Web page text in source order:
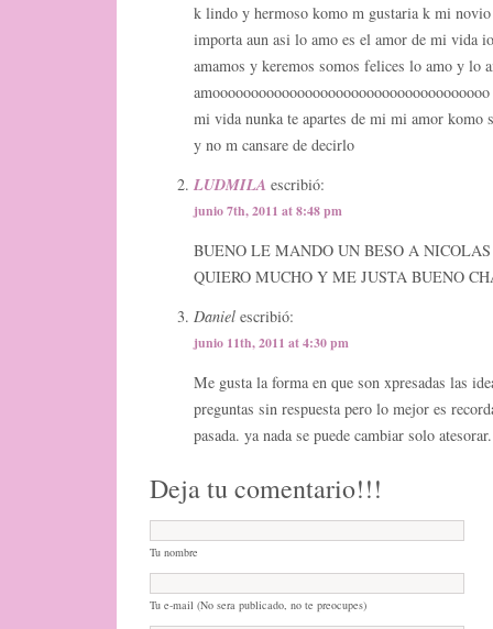
k lindo y hermoso komo m gustaria k mi
importa aun asi lo amo es el amor de mi vida
amamos y keremos somos felices lo amo y lo
mi vida nunka te apartes de mi mi amor komo
y no m cansare de decirlo
LUDMILA escribió:
junio 7th, 2011 at 8:48 pm
BUENO LE MANDO UN BESO A
QUIERO MUCHO Y ME JUSTA BUENO
Daniel escribió:
junio 11th, 2011 at 4:30 pm
Me gusta la forma en que son xpresadas las
preguntas sin respuesta pero lo mejor es
pasada. ya nada se puede cambiar solo
Deja tu comentario!!!
Tu nombre
Tu e-mail (No sera publicado, no te preocupes)